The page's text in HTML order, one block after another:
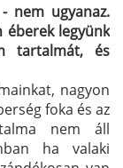
nem ugyanaz.
éberek legyünk
tartalmát, és
nagyon
foka és az
nem áll
ha valaki